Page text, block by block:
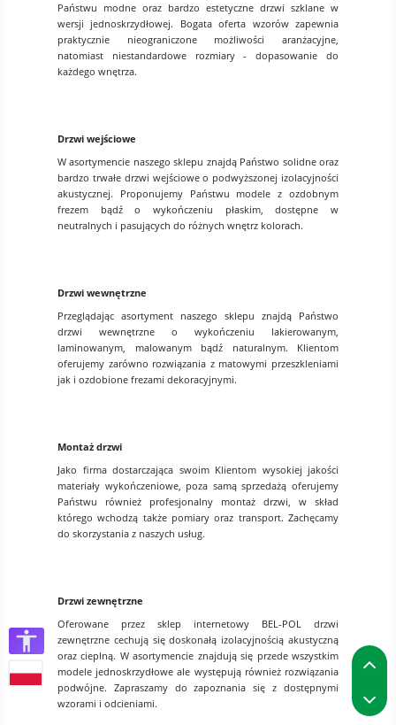
Państwu modne oraz bardzo estetyczne drzwi szklane w
wersji jednoskrzydłowej. Bogata oferta wzorów zapewnia
praktycznie nieograniczone możliwości aranżacyjne,
natomiast niestandardowe rozmiary - dopasowanie do
każdego wnętrza.
Drzwi wejściowe
W asortymencie naszego sklepu znajdą Państwo solidne oraz
bardzo trwałe drzwi wejściowe o podwyższonej izolacyjności
akustycznej. Proponujemy Państwu modele z ozdobnym
frezem bądź o wykończeniu płaskim, dostępne w
neutralnych i pasujących do różnych wnętrz kolorach.
Drzwi wewnętrzne
Przeglądając asortyment naszego sklepu znajdą Państwo
drzwi wewnętrzne o wykończeniu lakierowanym,
laminowanym, malowanym bądź naturalnym. Klientom
oferujemy zarówno rozwiązania z matowymi przeszkleniami
jak i ozdobione frezami dekoracyjnymi.
Montaż drzwi
Jako firma dostarczająca swoim Klientom wysokiej jakości
materiały wykończeniowe, poza samą sprzedażą oferujemy
Państwu również profesjonalny montaż drzwi, w skład
którego wchodzą także pomiary oraz transport. Zachęcamy
do skorzystania z naszych usług.
Drzwi zewnętrzne
Oferowane przez sklep internetowy BEL-POL drzwi
zewnętrzne cechują się doskonałą izolacyjnością akustyczną
oraz cieplną. W asortymencie znajdują się przede wszystkim
modele jednoskrzydłowe ale występują również rozwiązania
podwójne. Zapraszamy do zapoznania się z dostępnymi
wzorami i odcieniami.